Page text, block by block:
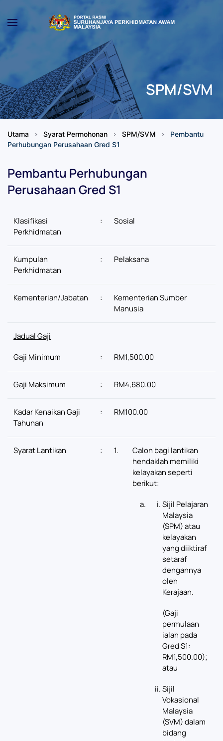
Skip to main content
SPM/SVM
Utama Syarat Permohonan SPM/SVM
Pembantu
Perhubungan Perusahaan Gred S1
Pembantu Perhubungan
Perusahaan Gred S1
Klasifikasi
Perkhidmatan
: Sosial
Kumpulan
Perkhidmatan
: Pelaksana
Kementerian/Jabatan :
Kementerian Sumber
Manusia
Jadual Gaji
Gaji Minimum
: RM1,500.00
Gaji Maksimum : RM4,680.00
Kadar Kenaikan Gaji
Tahunan
: RM100.00
Syarat Lantikan : 1.
Calon bagi lantikan
hendaklah memiliki
kelayakan seperti
berikut:
Sijil Pelajaran
Malaysia
(SPM) atau
kelayakan
yang diiktiraf
setaraf
dengannya
oleh
Kerajaan.
(Gaji
permulaan
ialah pada
Gred S1:
RM1,500.00);
atau
Sijil
Vokasional
Malaysia
(SVM) dalam
bidang